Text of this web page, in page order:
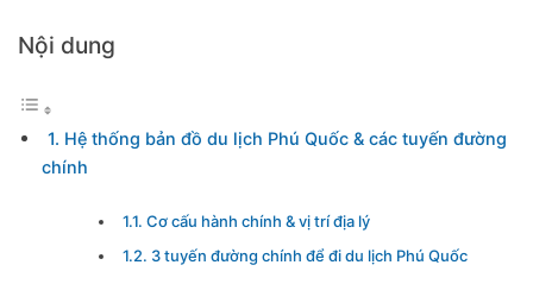
Nội dung
1. Hệ thống bản đồ du lịch Phú Quốc & các tuyến đường
chính
1.1. Cơ cấu hành chính & vị trí địa lý
1.2. 3 tuyến đường chính để đi du lịch Phú Quốc